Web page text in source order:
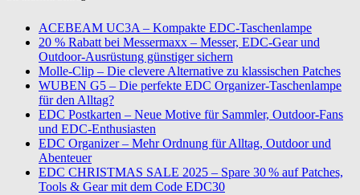
ACEBEAM UC3A – Kompakte EDC-Taschenlampe
20 % Rabatt bei Messermaxx – Messer, EDC-Gear und
Outdoor-Ausrüstung günstiger sichern
Molle-Clip – Die clevere Alternative zu klassischen Patches
WUBEN G5 – Die perfekte EDC Organizer-Taschenlampe
für den Alltag?
EDC Postkarten – Neue Motive für Sammler, Outdoor-Fans
und EDC-Enthusiasten
EDC Organizer – Mehr Ordnung für Alltag, Outdoor und
Abenteuer
EDC CHRISTMAS SALE 2025 – Spare 30 % auf Patches,
Tools & Gear mit dem Code EDC30